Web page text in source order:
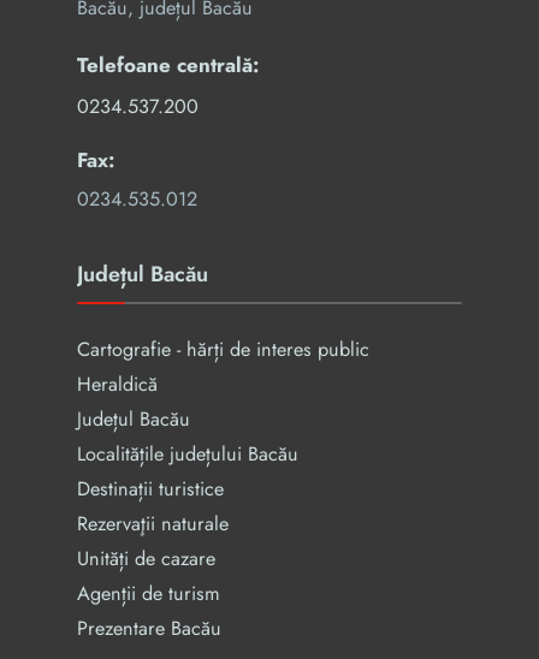
Bacău, județul Bacău
Telefoane centrală:
0234.537.200
Fax:
0234.535.012
Județul Bacău
Cartografie - hărți de interes public
Heraldică
Județul Bacău
Localitățile județului Bacău
Destinații turistice
Rezervaţii naturale
Unități de cazare
Agenții de turism
Prezentare Bacău